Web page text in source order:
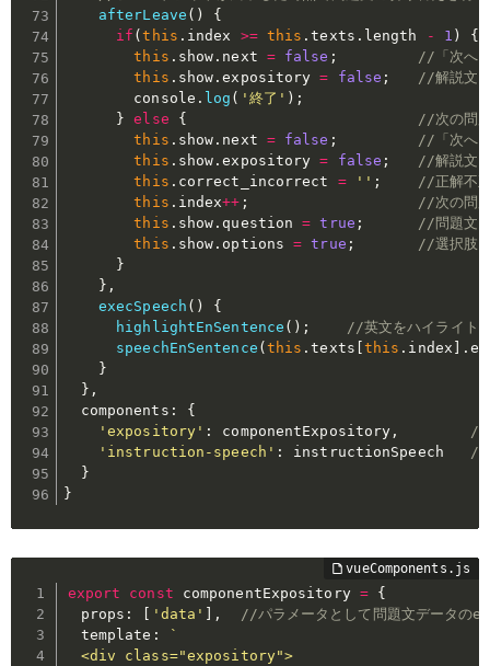
afterLeave ( )
{
if (this . index >= this .texts . length - 1 ) {
this . show . next = false ;
//「次へ
this . show .expository = false ;
//解説文
        console
. log ( '終了' ) ;
}
else {
//次の問
this . show . next = false ;
//「次へ
this . show .expository = false ;
//解説文
this . correct_incorrect = '' ;
//正解不
this . index++ ;
//次の問
this . show . question = true ;
//問題文
this . show . options = true ;
//選択肢
}
} ,
execSpeech ( )
{
highlightEnSentence ( ) ;
//英文をハイライト
speechEnSentence ( this .texts this . index .en
}
} ,
  components
:
{
'expository' : componentExpository ,
//
'instruction-speech' : instructionSpeech //
}
}
export const componentExpository =
{
  props
: 'data' ,
//パラメータとして問題文データの
  template
:
`
  <div class="expository">